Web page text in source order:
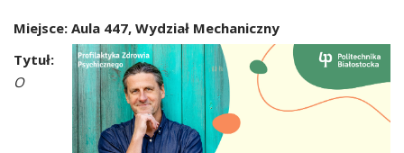
Miejsce: Aula 447, Wydział Mechaniczny
Tytuł:
O